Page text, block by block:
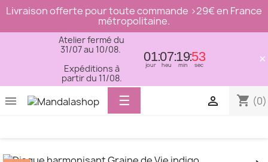
Livraison offerte pour toute commande >29€ en France
métropolitaine.
Atelier fermé du
31/07 au 10/08.
Expéditions à
partir du 11/08.
01
jour
07
heu
19
min
53
sec ×
 shopping_cart (0)

Basculer
la
☰